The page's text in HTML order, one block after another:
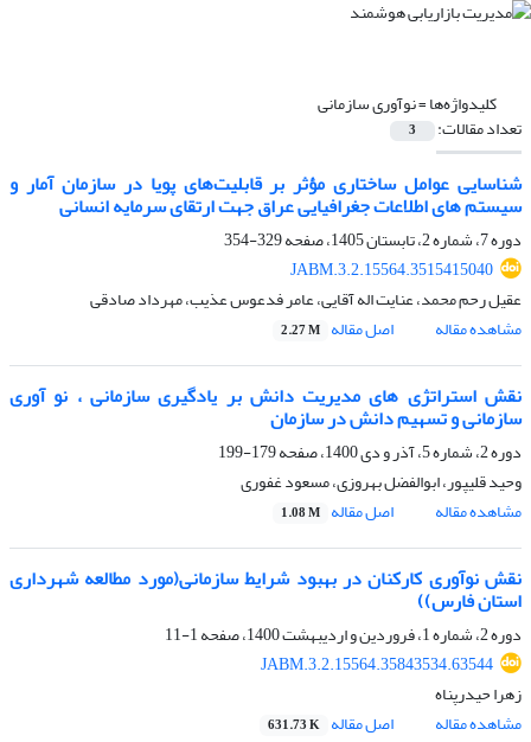
کلیدواژه‌ها =نوآوری سازمانی
تعداد مقالات: 3
شناسایی عوامل ساختاری مؤثر بر قابلیت‌های پویا در سازمان آمار و
سیستم های اطلاعات جغرافیایی عراق جهت ارتقای سرمایه انسانی
دوره 7، شماره 2، تابستان 1405، صفحه
329-354
JABM.3.2.15564.3515415040
عقیل رحم محمد، عنایت اله آقایی، عامر فدعوس عذیب، مهرداد صادقی
مشاهده مقاله
اصل مقاله 2.27 M
نقش استراتژی های مدیریت دانش بر یادگیری سازمانی ، نو آوری
سازمانی و تسهیم دانش در سازمان
دوره 2، شماره 5، آذر و دی 1400، صفحه
179-199
وحید قلیپور، ابوالفضل بهروزی، مسعود غفوری
مشاهده مقاله
اصل مقاله 1.08 M
نقش نوآوری کارکنان در بهبود شرایط سازمانی(مورد مطالعه شهرداری
استان فارس))
دوره 2، شماره 1، فروردین و اردیبهشت 1400، صفحه
1-11
JABM.3.2.15564.35843534.63544
زهرا حیدرپناه
مشاهده مقاله
اصل مقاله 631.73 K